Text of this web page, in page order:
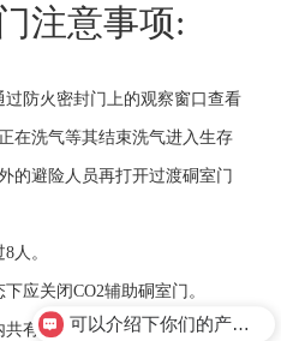
注意事项:
防火密封门上的观察窗口查看
在洗气等其结束洗气进入生存
的避险人员再打开过渡硐室门
人。
应关闭CO2辅助硐室门。
有4个压风供氧出口均需打 可以介绍下你们的产品么？